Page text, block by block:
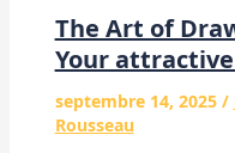
The Art of
Your
septembre 14, 2025 /
Rousseau